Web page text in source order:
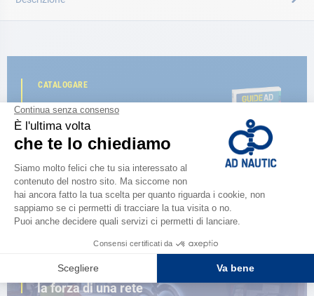
CATALOGARE
Scopri la
nuova guida AD 2026
SFOGLIA IL CATALOGO
150 negozi nel mondo,
la forza di una rete